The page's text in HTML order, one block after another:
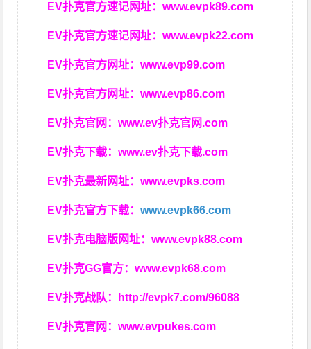
EV扑克官方速记网址：www.evpk89.com
EV扑克官方速记网址：www.evpk22.com
EV扑克官方网址：www.evp99.com
EV扑克官方网址：www.evp86.com
EV扑克官网：www.ev扑克官网.com
EV扑克下载：www.ev扑克下载.com
EV扑克最新网址：www.evpks.com
EV扑克官方下载：www.evpk66.com
EV扑克电脑版网址：www.evpk88.com
EV扑克GG官方：www.evpk68.com
EV扑克战队： http://evpk7.com/96088
EV扑克官网：www.evpukes.com